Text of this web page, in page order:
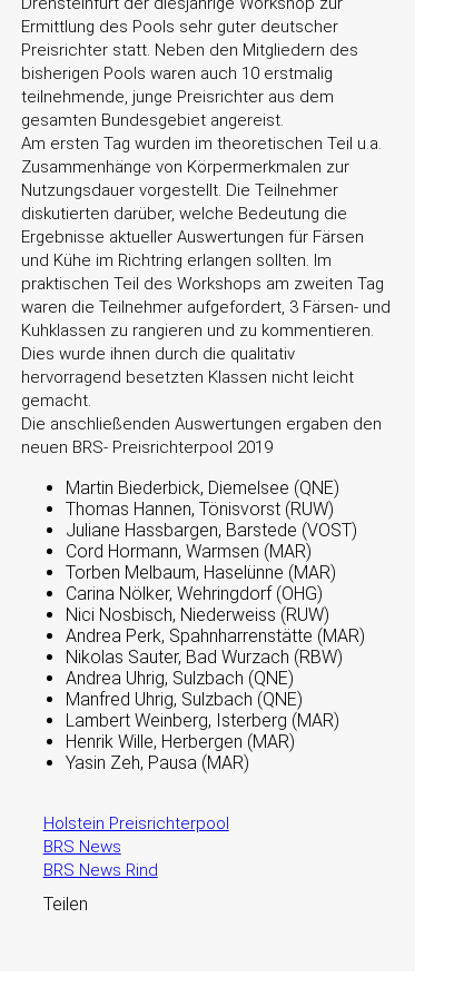
Ermittlung des Pools sehr guter deutscher
Preisrichter statt. Neben den Mitgliedern des
bisherigen Pools waren auch 10 erstmalig
teilnehmende, junge Preisrichter aus dem
gesamten Bundesgebiet angereist.
Am ersten Tag wurden im theoretischen Teil u.a.
Zusammenhänge von Körpermerkmalen zur
Nutzungsdauer vorgestellt. Die Teilnehmer
diskutierten darüber, welche Bedeutung die
Ergebnisse aktueller Auswertungen für Färsen
und Kühe im Richtring erlangen sollten. Im
praktischen Teil des Workshops am zweiten Tag
waren die Teilnehmer aufgefordert, 3 Färsen- und
Kuhklassen zu rangieren und zu kommentieren.
Dies wurde ihnen durch die qualitativ
hervorragend besetzten Klassen nicht leicht
gemacht.
Die anschließenden Auswertungen ergaben den
neuen BRS- Preisrichterpool 2019
Martin Biederbick, Diemelsee (QNE)
Thomas Hannen, Tönisvorst (RUW)
Juliane Hassbargen, Barstede (VOST)
Cord Hormann, Warmsen (MAR)
Torben Melbaum, Haselünne (MAR)
Carina Nölker, Wehringdorf (OHG)
Nici Nosbisch, Niederweiss (RUW)
Andrea Perk, Spahnharrenstätte (MAR)
Nikolas Sauter, Bad Wurzach (RBW)
Andrea Uhrig, Sulzbach (QNE)
Manfred Uhrig, Sulzbach (QNE)
Lambert Weinberg, Isterberg (MAR)
Henrik Wille, Herbergen (MAR)
Yasin Zeh, Pausa (MAR)
Holstein Preisrichterpool
BRS News
BRS News Rind
Teilen